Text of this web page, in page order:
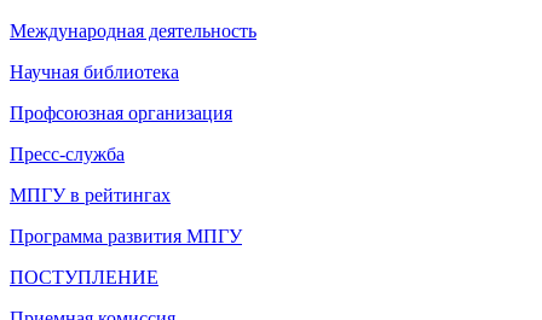
Международная деятельность
Научная библиотека
Профсоюзная организация
Пресс-служба
МПГУ в рейтингах
Программа развития МПГУ
ПОСТУПЛЕНИЕ